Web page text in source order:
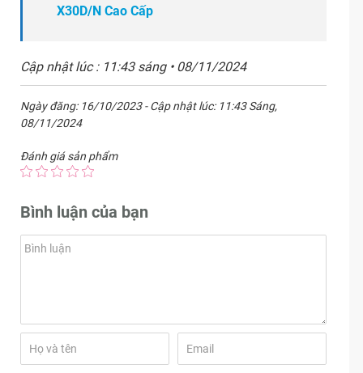
X30D/N Cao Cấp
Cập nhật lúc : 11:43 sáng • 08/11/2024
Ngày đăng: 16/10/2023 - Cập nhật lúc: 11:43 Sáng,
08/11/2024
Đánh giá sản phẩm
Bình luận của bạn